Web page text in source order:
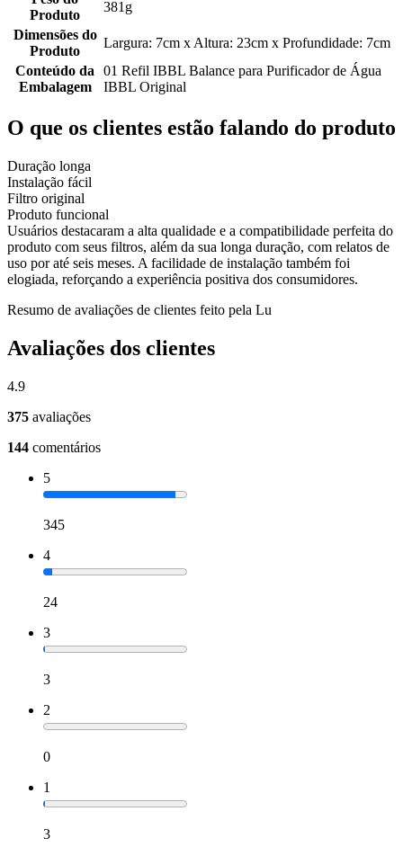
Produto
381g
Dimensões do
Produto
Largura: 7cm x Altura: 23cm x Profundidade: 7cm
Conteúdo da
Embalagem
01 Refil IBBL Balance para Purificador de Água
IBBL Original
O que os clientes estão falando do produto
Duração longa
Instalação fácil
Filtro original
Produto funcional
Usuários destacaram a alta qualidade e a compatibilidade perfeita do
produto com seus filtros, além da sua longa duração, com relatos de
uso por até seis meses. A facilidade de instalação também foi
elogiada, reforçando a experiência positiva dos consumidores.
Resumo de avaliações de clientes feito pela Lu
Avaliações dos clientes
4.9
375 avaliações
144 comentários
5
345
4
24
3
3
2
0
1
3